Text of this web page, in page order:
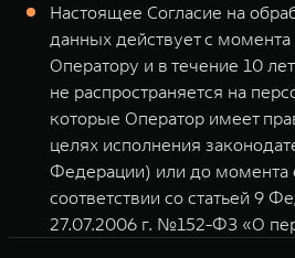
Настоящее Согласие на
данных действует с момента
Оператору и в течение 10
не распространяется на
которые Оператор имеет
целях исполнения
Федерации) или до момента
соответствии со статьей 9
27.07.2006 г. №152-ФЗ «О